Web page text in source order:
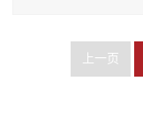
上一页